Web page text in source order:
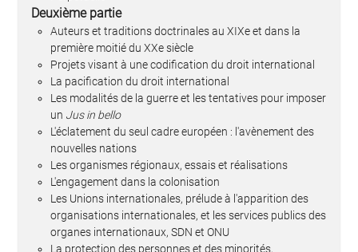
Deuxième partie
Auteurs et traditions doctrinales au XIXe et dans la
première moitié du XXe siècle
Projets visant à une codification du droit international
La pacification du droit international
Les modalités de la guerre et les tentatives pour imposer
un Jus in bello
L'éclatement du seul cadre européen : l'avènement des
nouvelles nations
Les organismes régionaux, essais et réalisations
L'engagement dans la colonisation
Les Unions internationales, prélude à l'apparition des
organisations internationales, et les services publics des
organes internationaux, SDN et ONU
La protection des personnes et des minorités,